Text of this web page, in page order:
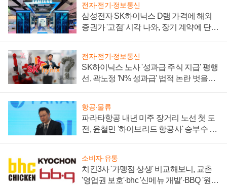
전자·전기·정보통신
삼성전자 SK하이닉스 D램 가격에 해외
증권가 '고점' 시각 나와, 장기 계약에 단점
전자·전기·정보통신
SK하이닉스 노사 '성과급 주식 지급' 평행
선, 곽노정 'N% 성과급' 법적 논란 벗을지
항공·물류
파라타항공 내년 미주 장거리 노선 첫 도
전, 윤철민 '하이브리드 항공사' 승부수 통
소비자·유통
치킨3사 '가맹점 상생' 비교해보니, 교촌
'영업권 보호'·bhc '신메뉴 개발'·BBQ '원가